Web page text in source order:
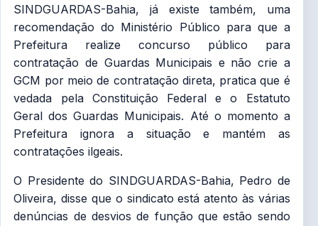
SINDGUARDAS-Bahia, já existe também, uma
recomendação do Ministério Público para que a
Prefeitura realize concurso público para
contratação de Guardas Municipais e não crie a
GCM por meio de contratação direta, pratica que é
vedada pela Constituição Federal e o Estatuto
Geral dos Guardas Municipais. Até o momento a
Prefeitura ignora a situação e mantém as
contratações ilgeais.
O Presidente do SINDGUARDAS-Bahia, Pedro de
Oliveira, disse que o sindicato está atento às várias
denúncias de desvios de função que estão sendo